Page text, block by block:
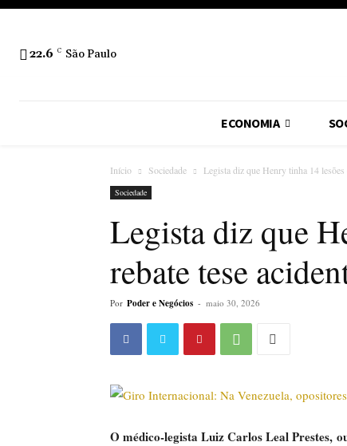
22.6 C São Paulo
ECONOMIA
Início Sociedade Legista diz que Henry tinha 14 lesões
Sociedade
Legista diz que
rebate tese
Por Poder e Negócios - maio 30, 2026
O médico-legista Luiz Carlos Leal Prestes,